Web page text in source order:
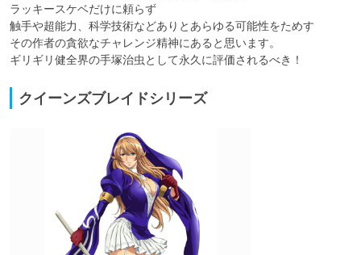
ラッキースケベだけに頼らず
触手や超能力、科学技術などありとあらゆる可能性をためす
その作者の貪欲なチャレンジ精神にあると思います。
ギリギリ健全界の手塚治虫として永久に評価されるべき！
クイーンズブレイドシリーズ